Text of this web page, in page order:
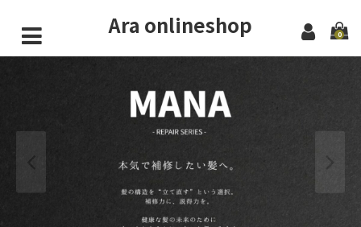
Ara onlineshop 0
シャンプー・トリートメント
ヘアケア・オイル
会員様限定
シャンプー・トリートメント